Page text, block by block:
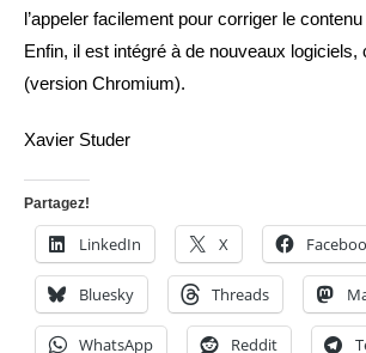
l’appeler facilement pour corriger le
Enfin, il est intégré à de nouveaux
(version Chromium).
Xavier Studer
Partagez!
LinkedIn X
Bluesky Threads
WhatsApp Reddit